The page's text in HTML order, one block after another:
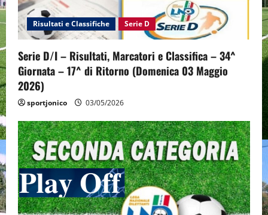
t
i
o
n
Risultati e Classifiche Serie D
Serie D/I – Risultati, Marcatori e Classifica – 34^
Giornata – 17^ di Ritorno (Domenica 03 Maggio
2026)
sportjonico 03/05/2026